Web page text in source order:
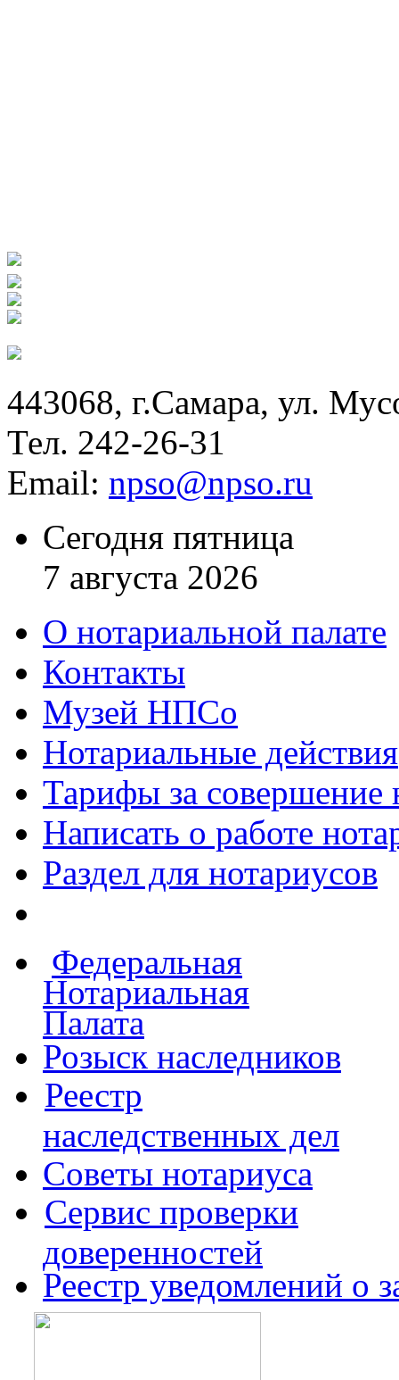
443068, г.Самара, ул.
Тел. 242-26-31
Email: npso@npso.ru
Сегодня пятница
7 августа 2026
О нотариальной палате
Контакты
Музей НПСо
Нотариальные действия
Тарифы за совершение
Написать о работе
Раздел для нотариусов
Федеральная
Нотариальная
Палата
Розыск наследников
Реестр
наследственных дел
Советы нотариуса
Сервис проверки
доверенностей
Реестр уведомлений о